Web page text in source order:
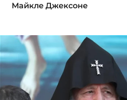
Майкле Джексоне